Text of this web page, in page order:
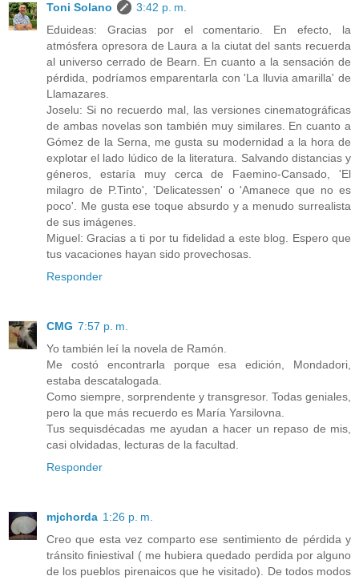
Toni Solano
3:42 p. m.
Eduideas: Gracias por el comentario. En efecto, la
atmósfera opresora de Laura a la ciutat del sants recuerda
al universo cerrado de Bearn. En cuanto a la sensación de
pérdida, podríamos emparentarla con 'La lluvia amarilla' de
Llamazares.
Joselu: Si no recuerdo mal, las versiones cinematográficas
de ambas novelas son también muy similares. En cuanto a
Gómez de la Serna, me gusta su modernidad a la hora de
explotar el lado lúdico de la literatura. Salvando distancias y
géneros, estaría muy cerca de Faemino-Cansado, 'El
milagro de P.Tinto', 'Delicatessen' o 'Amanece que no es
poco'. Me gusta ese toque absurdo y a menudo surrealista
de sus imágenes.
Miguel: Gracias a ti por tu fidelidad a este blog. Espero que
tus vacaciones hayan sido provechosas.
Responder
CMG 7:57 p. m.
Yo también leí la novela de Ramón.
Me costó encontrarla porque esa edición, Mondadori,
estaba descatalogada.
Como siempre, sorprendente y transgresor. Todas geniales,
pero la que más recuerdo es María Yarsilovna.
Tus sequisdécadas me ayudan a hacer un repaso de mis,
casi olvidadas, lecturas de la facultad.
Responder
mjchorda 1:26 p. m.
Creo que esta vez comparto ese sentimiento de pérdida y
tránsito finiestival ( me hubiera quedado perdida por alguno
de los pueblos pirenaicos que he visitado). De todos modos